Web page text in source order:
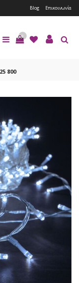
Blog Επικοινωνία
0
800